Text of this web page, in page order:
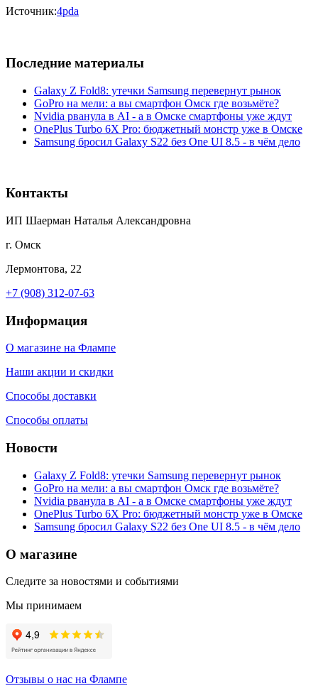
Источник:4pda
Последние материалы
Galaxy Z Fold8: утечки Samsung перевернут рынок
GoPro на мели: а вы смартфон Омск где возьмёте?
Nvidia рванула в AI - а в Омске смартфоны уже ждут
OnePlus Turbo 6X Pro: бюджетный монстр уже в Омске
Samsung бросил Galaxy S22 без One UI 8.5 - в чём дело
Контакты
ИП Шаерман Наталья Александровна
г. Омск
Лермонтова, 22
+7 (908) 312-07-63
Информация
О магазине на Флампе
Наши акции и скидки
Способы доставки
Способы оплаты
Новости
Galaxy Z Fold8: утечки Samsung перевернут рынок
GoPro на мели: а вы смартфон Омск где возьмёте?
Nvidia рванула в AI - а в Омске смартфоны уже ждут
OnePlus Turbo 6X Pro: бюджетный монстр уже в Омске
Samsung бросил Galaxy S22 без One UI 8.5 - в чём дело
О магазине
Следите за новостями и событиями
Мы принимаем
Отзывы о нас на Флампе